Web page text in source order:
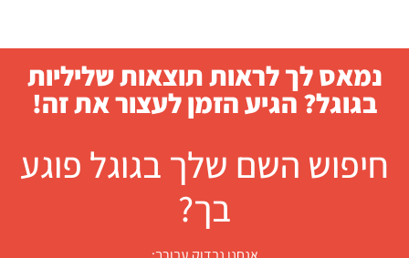
נמאס לך לראות תוצאות שליליות
בגוגל? הגיע הזמן לעצור את זה!
חיפוש השם שלך בגוגל פוגע
בך?